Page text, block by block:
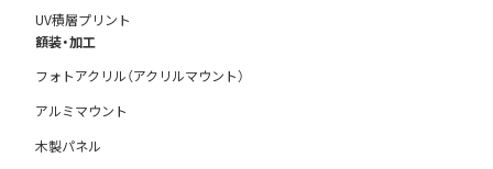
UV積層プリント
額装・加工
フォトアクリル（アクリルマウント）
アルミマウント
木製パネル